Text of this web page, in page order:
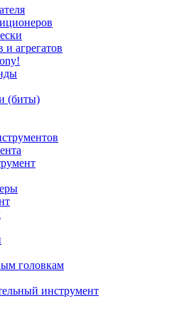
агрегатов
(биты)
головкам
инструмент